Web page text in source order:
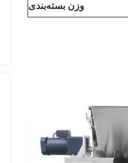
وزن بسته‌بندی